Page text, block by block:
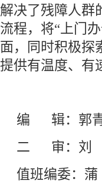
解决了残障人群
流程，将“上门
面，同时积极探
提供有温度、有
编 辑：郭
二 审：刘
值班编委：